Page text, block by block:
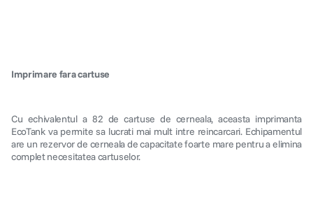
Imprimare fara cartuse
Cu echivalentul a 82 de cartuse de cerneala, aceasta imprimanta
EcoTank va permite sa lucrati mai mult intre reincarcari. Echipamentul
are un rezervor de cerneala de capacitate foarte mare pentru a elimina
complet necesitatea cartuselor.